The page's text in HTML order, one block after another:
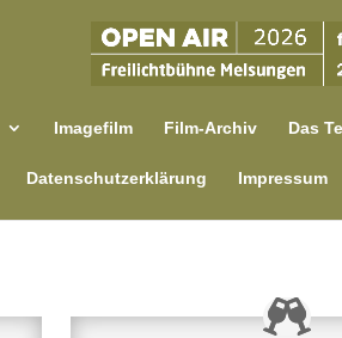
Imagefilm Film-Archiv Das
Datenschutzerklärung Impressum